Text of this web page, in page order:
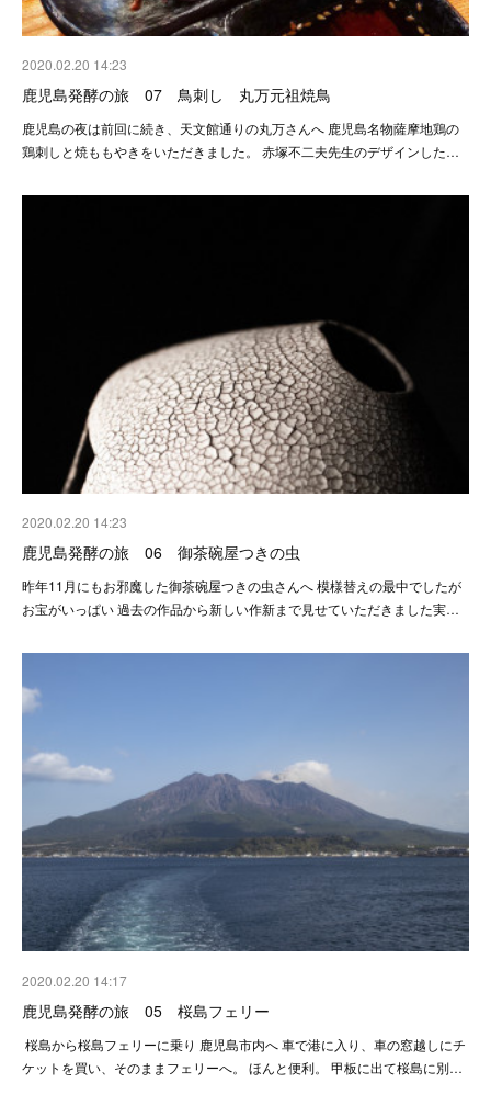
2020.02.20 14:23
鹿児島発酵の旅 07 鳥刺し 丸万元祖焼鳥
鹿児島の夜は前回に続き、天文館通りの丸万さんへ 鹿児島名物薩摩地鶏の
鶏刺しと焼ももやきをいただきました。 赤塚不二夫先生のデザインした…
2020.02.20 14:23
鹿児島発酵の旅 06 御茶碗屋つきの虫
昨年11月にもお邪魔した御茶碗屋つきの虫さんへ 模様替えの最中でしたが
お宝がいっぱい 過去の作品から新しい作新まで見せていただきました実…
2020.02.20 14:17
鹿児島発酵の旅 05 桜島フェリー
桜島から桜島フェリーに乗り 鹿児島市内へ 車で港に入り、車の窓越しにチ
ケットを買い、そのままフェリーへ。 ほんと便利。 甲板に出て桜島に別…